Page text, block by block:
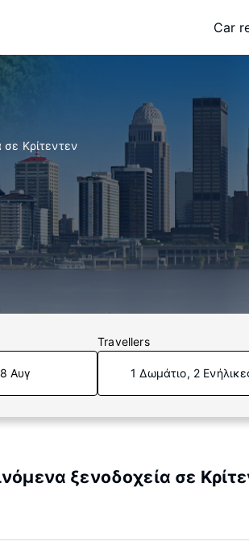
Car
σε Κρίτεντεν
Αυγ
Travellers
1 Δωμάτιο, 2
ξενοδοχεία σε